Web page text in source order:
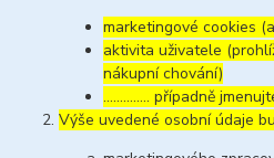
marketingové cookies
aktivita uživatele
nákupní chování)
………….. případně
Výše uvedené osobní údaje